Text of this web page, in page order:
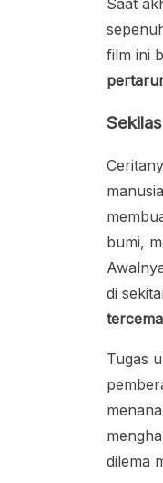
Saat
film ini
bumi,
di
Tugas
dilema